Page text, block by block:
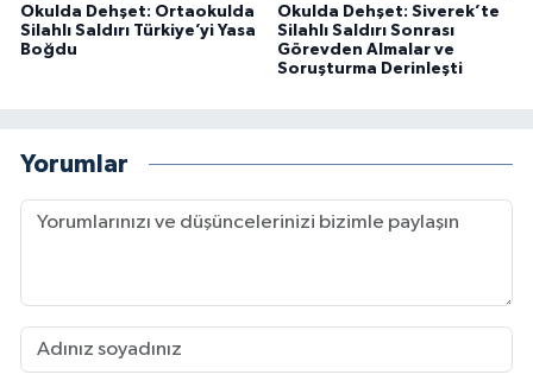
Okulda Dehşet: Ortaokulda
Silahlı Saldırı Türkiye’yi Yasa
Boğdu
Okulda Dehşet: Siverek’te
Silahlı Saldırı Sonrası
Görevden Almalar ve
Soruşturma Derinleşti
Yorumlar